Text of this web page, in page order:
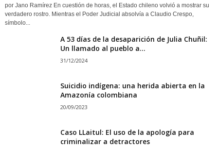
por Jano Ramírez En cuestión de horas, el Estado chileno volvió a mostrar su
verdadero rostro. Mientras el Poder Judicial absolvía a Claudio Crespo,
símbolo...
A 53 días de la desaparición de Julia Chuñil:
Un llamado al pueblo a...
31/12/2024
Suicidio indígena: una herida abierta en la
Amazonía colombiana
20/09/2023
Caso LLaitul: El uso de la apología para
criminalizar a detractores